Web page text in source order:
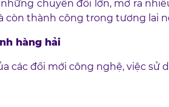
chuyển đổi lớn, mở ra
thành công trong tương lai
hàng hải
các đổi mới công nghệ, việc sử